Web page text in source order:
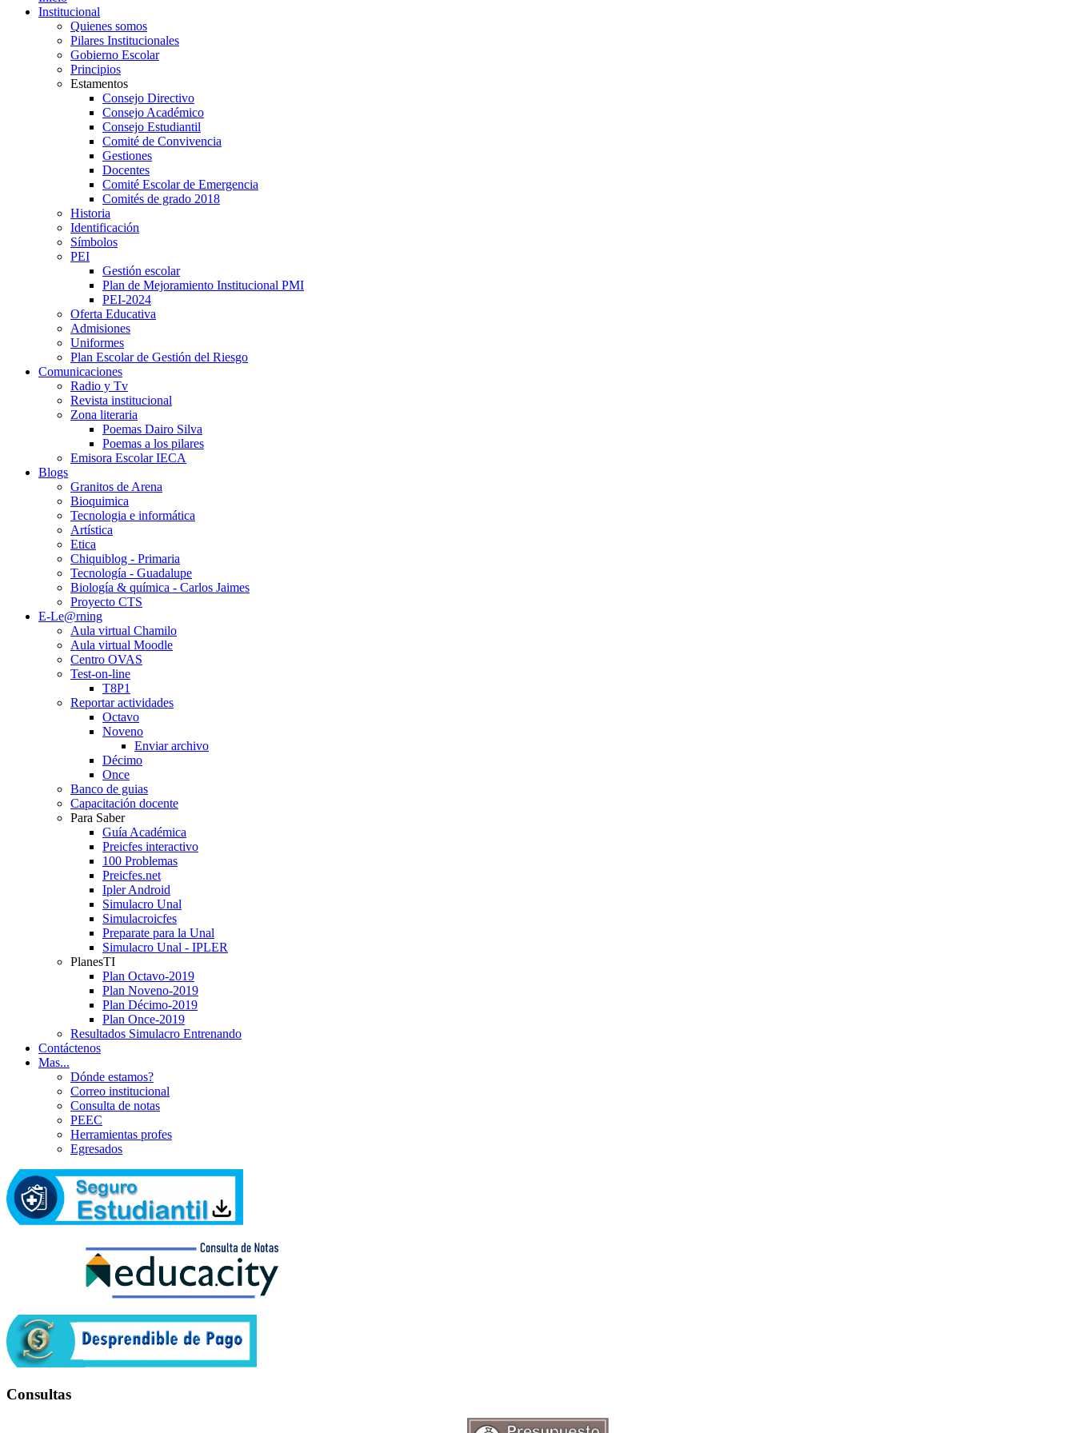
Institucional
Quienes somos
Pilares Institucionales
Gobierno Escolar
Principios
Estamentos
Consejo Directivo
Consejo Académico
Consejo Estudiantil
Comité de Convivencia
Gestiones
Docentes
Comité Escolar de Emergencia
Comités de grado 2018
Historia
Identificación
Símbolos
PEI
Gestión escolar
Plan de Mejoramiento Institucional PMI
PEI-2024
Oferta Educativa
Admisiones
Uniformes
Plan Escolar de Gestión del Riesgo
Comunicaciones
Radio y Tv
Revista institucional
Zona literaria
Poemas Dairo Silva
Poemas a los pilares
Emisora Escolar IECA
Blogs
Granitos de Arena
Bioquimica
Tecnologia e informática
Artística
Etica
Chiquiblog - Primaria
Tecnología - Guadalupe
Biología & química - Carlos Jaimes
Proyecto CTS
E-Le@rning
Aula virtual Chamilo
Aula virtual Moodle
Centro OVAS
Test-on-line
T8P1
Reportar actividades
Octavo
Noveno
Enviar archivo
Décimo
Once
Banco de guias
Capacitación docente
Para Saber
Guía Académica
Preicfes interactivo
100 Problemas
Preicfes.net
Ipler Android
Simulacro Unal
Simulacroicfes
Preparate para la Unal
Simulacro Unal - IPLER
PlanesTI
Plan Octavo-2019
Plan Noveno-2019
Plan Décimo-2019
Plan Once-2019
Resultados Simulacro Entrenando
Contáctenos
Mas...
Dónde estamos?
Correo institucional
Consulta de notas
PEEC
Herramientas profes
Egresados
Consultas